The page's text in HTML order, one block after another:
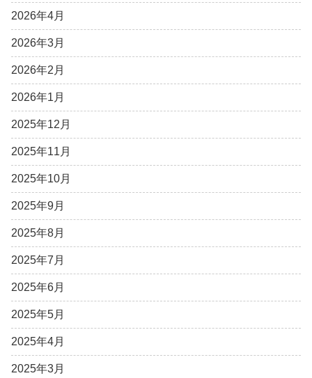
2026年4月
2026年3月
2026年2月
2026年1月
2025年12月
2025年11月
2025年10月
2025年9月
2025年8月
2025年7月
2025年6月
2025年5月
2025年4月
2025年3月